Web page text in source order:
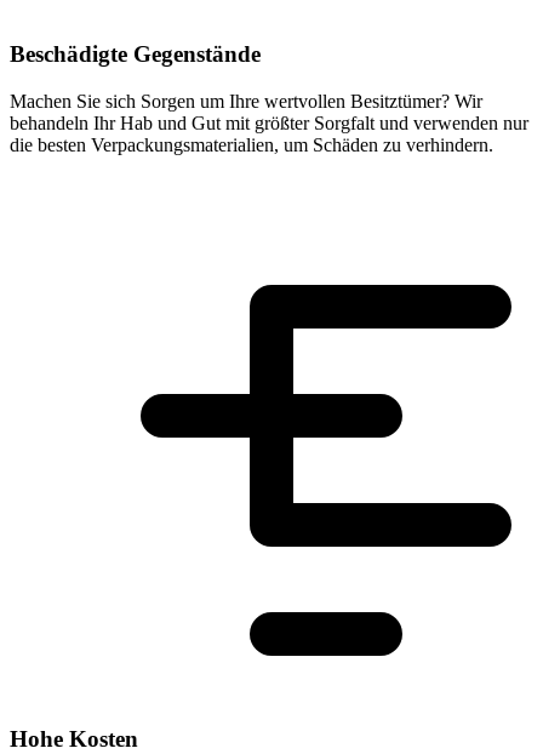
Beschädigte Gegenstände
Machen Sie sich Sorgen um Ihre wertvollen Besitztümer? Wir
behandeln Ihr Hab und Gut mit größter Sorgfalt und verwenden nur
die besten Verpackungsmaterialien, um Schäden zu verhindern.
Hohe Kosten